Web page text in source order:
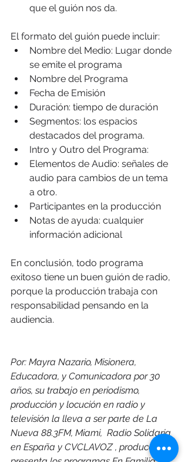
que el guión nos da.
El formato del guión puede incluir:
Nombre del Medio: Lugar donde
se emite el programa
Nombre del Programa
Fecha de Emisión
Duración: tiempo de duración
Segmentos: los espacios
destacados del programa.
Intro y Outro del Programa:
Elementos de Audio: señales de
audio para cambios de un tema
a otro.
Participantes en la producción
Notas de ayuda: cualquier
información adicional
En conclusión, todo programa
exitoso tiene un buen guión de radio,
porque la producción trabaja con
responsabilidad pensando en la
audiencia.
Por: Mayra Nazario, Misionera,
Educadora, y Comunicadora por 30
años, su trabajo en periodismo,
producción y locución en radio y
televisión la lleva a ser parte de La
Nueva 88.3FM, Miami,  Radio Solidaria
en España y CVCLAVOZ , produce y